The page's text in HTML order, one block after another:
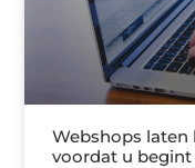
Webshops
voordat u begint